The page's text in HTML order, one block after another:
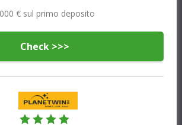
€ sul primo deposito
Check >>>